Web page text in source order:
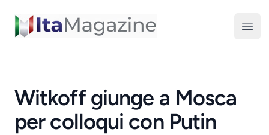
ItaMagazine
Witkoff giunge a Mosca
per colloqui con Putin